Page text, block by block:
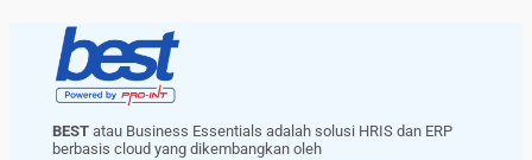
BEST atau Business Essentials adalah solusi HRIS dan ERP
berbasis cloud yang dikembangkan oleh